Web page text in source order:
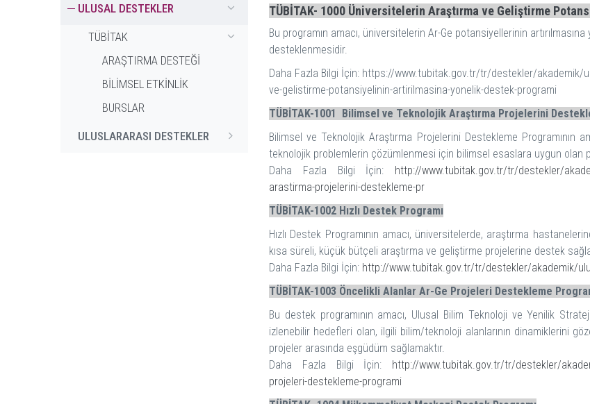
ULUSAL DESTEKLER
TÜBİTAK
ARAŞTIRMA DESTEĞİ
BİLİMSEL ETKİNLİK
BURSLAR
ULUSLARARASI DESTEKLER
TÜBİTAK- 1000 Üniversitelerin Araştırma ve Geliştirme
Bu programın amacı, üniversitelerin Ar-Ge potansiyellerinin
desteklenmesidir.
Daha Fazla Bilgi İçin: https://www.tubitak.gov.tr/tr/destekler/
ve-gelistirme-potansiyelinin-artirilmasina-yonelik-destek-programi
TÜBİTAK-1001 Bilimsel ve Teknolojik Araştırma Projelerini
Bilimsel ve Teknolojik Araştırma Projelerini Destekleme Programının
teknolojik problemlerin çözümlenmesi için bilimsel esaslara uygun olan
Daha Fazla Bilgi İçin: http://www.tubitak.gov.tr/tr/destekler/
arastirma-projelerini-destekleme-pr
TÜBİTAK-1002 Hızlı Destek Programı
Hızlı Destek Programının amacı, üniversitelerde, araştırma
kısa süreli, küçük bütçeli araştırma ve geliştirme projelerine destek
Daha Fazla Bilgi İçin: http://www.tubitak.gov.tr/tr/destekler/akademik/
TÜBİTAK-1003 Öncelikli Alanlar Ar-Ge Projeleri Destekleme
Bu destek programının amacı, Ulusal Bilim Teknoloji ve Yenilik
izlenebilir hedefleri olan, ilgili bilim/teknoloji alanlarının dinamiklerini
projeler arasında eşgüdüm sağlamaktır.
Daha Fazla Bilgi İçin: http://www.tubitak.gov.tr/tr/destekler/
projeleri-destekleme-programi